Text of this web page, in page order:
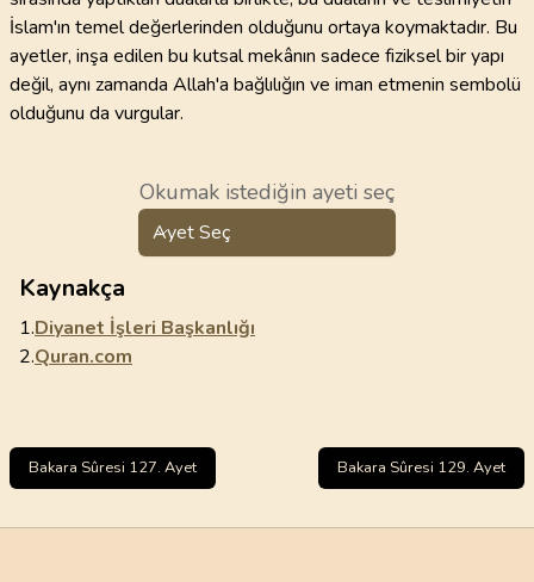
İslam'ın temel değerlerinden olduğunu ortaya koymaktadır. Bu
ayetler, inşa edilen bu kutsal mekânın sadece fiziksel bir yapı
değil, aynı zamanda Allah'a bağlılığın ve iman etmenin sembolü
olduğunu da vurgular.
Okumak istediğin ayeti seç
Ayet Seç
Kaynakça
1.Diyanet İşleri Başkanlığı
2.Quran.com
Bakara Sûresi 127. Ayet Bakara Sûresi 129. Ayet